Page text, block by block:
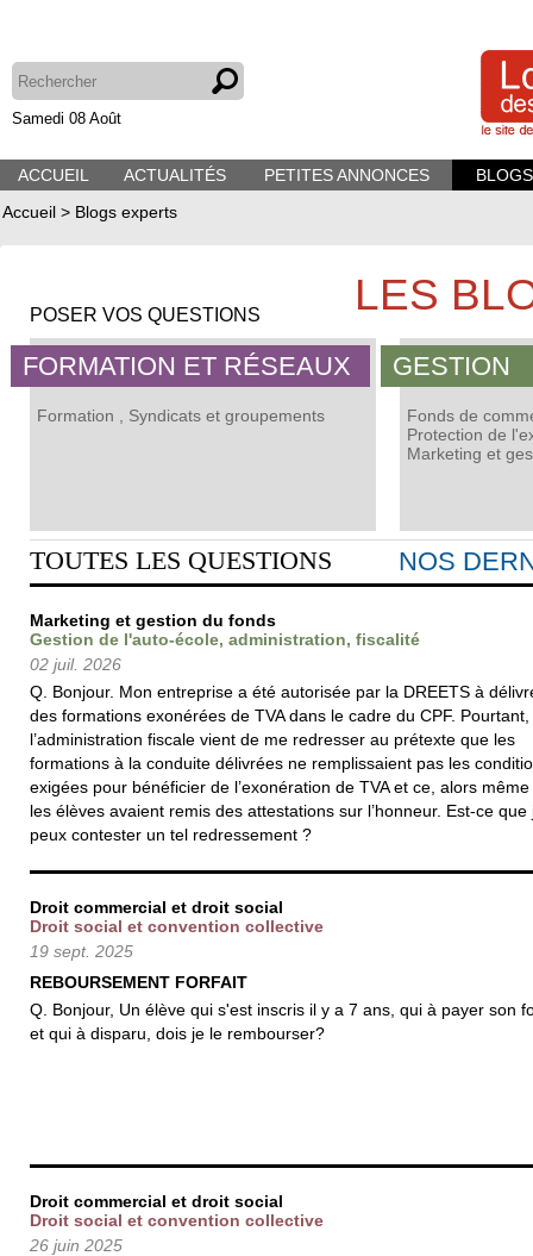
Samedi 08 Août
ACCUEIL ACTUALITÉS PETITES ANNONCES
Accueil > Blogs experts
POSER VOS QUESTIONS LES
FORMATION ET RÉSEAUX
Formation Syndicats et groupements
GESTION
Fonds de
Protection de
Marketing et
NOS
TOUTES LES QUESTIONS
Marketing et gestion du fonds
Gestion de l'auto-école, administration, fiscalité
02 juil. 2026
Q. Bonjour. Mon entreprise a été autorisée par la DREETS à
des formations exonérées de TVA dans le cadre du CPF. Pourtant,
l’administration fiscale vient de me redresser au prétexte que les
formations à la conduite délivrées ne remplissaient pas les
exigées pour bénéficier de l’exonération de TVA et ce, alors
les élèves avaient remis des attestations sur l’honneur. Est-ce que
peux contester un tel redressement ?
Droit commercial et droit social
Droit social et convention collective
19 sept. 2025
REBOURSEMENT FORFAIT
Q. Bonjour, Un élève qui s'est inscris il y a 7 ans, qui à payer son
et qui à disparu, dois je le rembourser?
Droit commercial et droit social
Droit social et convention collective
26 juin 2025